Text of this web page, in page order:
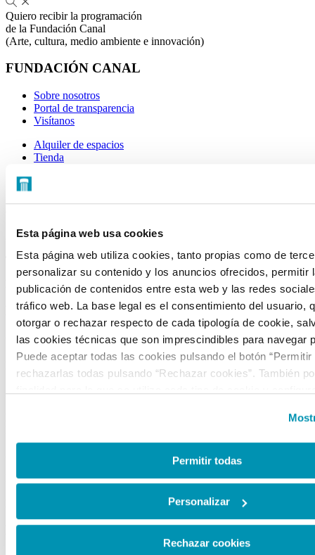
Esta página web usa cookies
Esta página web utiliza cookies, tanto propias como de
personalizar su contenido y los anuncios ofrecidos, permitir
publicación de contenidos entre esta web y las redes
tráfico web. La base legal es el consentimiento del usuario,
otorgar o rechazar respecto de cada tipología de cookie,
las cookies técnicas que son imprescindibles para navegar
Puede aceptar todas las cookies pulsando el botón “Permitir
rechazarlas todas pulsando “Rechazar cookies”. También
la web, responsable del tratamiento de las cookies, y sus
accesibles en elAviso Legal. Puede obtener más
de cookies en esta web haciendo clicaquí.
Permitir todas
Personalizar
Rechazar cookies
Quiero recibir la programación
de la Fundación Canal
(Arte, cultura, medio ambiente e innovación)
FUNDACIÓN CANAL
Sobre nosotros
Portal de transparencia
Visítanos
Alquiler de espacios
Tienda
CONTACTO
28036 Madrid
Tel.: +34 91 545 15 01
Email:
info@fundacioncanal.es
HORARIOS
Oficina:de lunes a viernes de 9 a 18 h.
EXPOSICIONES
Sala Mateo Inurria 2:
De martes a viernes, de 11:00 a 21:00h.
ENLACES DE INTERÉS